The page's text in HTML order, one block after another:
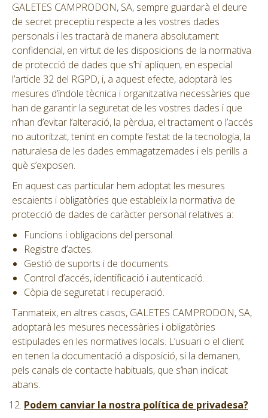
GALETES CAMPRODON, SA, sempre guardarà el deure
de secret preceptiu respecte a les vostres dades
personals i les tractarà de manera absolutament
confidencial, en virtut de les disposicions de la normativa
de protecció de dades que s’hi apliquen, en especial
l’article 32 del RGPD, i, a aquest efecte, adoptarà les
mesures d’índole tècnica i organitzativa necessàries que
han de garantir la seguretat de les vostres dades i que
n’han d’evitar l’alteració, la pèrdua, el tractament o l’accés
no autoritzat, tenint en compte l’estat de la tecnologia, la
naturalesa de les dades emmagatzemades i els perills a
què s’exposen.
En aquest cas particular hem adoptat les mesures
escaients i obligatòries que estableix la normativa de
protecció de dades de caràcter personal relatives a:
Funcions i obligacions del personal.
Registre d’actes.
Gestió de suports i de documents.
Control d’accés, identificació i autenticació.
Còpia de seguretat i recuperació.
Tanmateix, en altres casos, GALETES CAMPRODON, SA,
adoptarà les mesures necessàries i obligatòries
estipulades en les normatives locals. L’usuari o el client
en tenen la documentació a disposició, si la demanen,
pels canals de contacte habituals, que s’han indicat
abans.
Podem canviar la nostra política de privadesa?